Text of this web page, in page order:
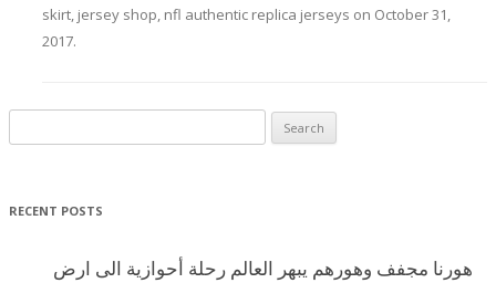
skirt, jersey shop, nfl authentic replica jerseys on October 31,
2017.
RECENT POSTS
هورنا مجفف وهورهم يبهر العالم رحلة أحوازية الى ارض